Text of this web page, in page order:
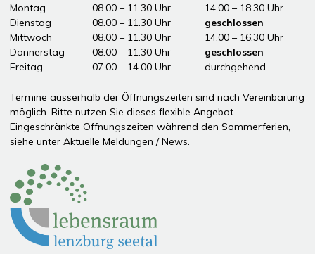
Montag
08.00 – 11.30 Uhr
14.00 – 18.30 Uhr
Dienstag
08.00 – 11.30 Uhr
geschlossen
Mittwoch
08.00 – 11.30 Uhr
14.00 – 16.30 Uhr
Donnerstag
08.00 – 11.30 Uhr
geschlossen
Freitag
07.00 – 14.00 Uhr durchgehend
Termine ausserhalb der Öffnungszeiten sind nach Vereinbarung
möglich. Bitte nutzen Sie dieses flexible Angebot.
Eingeschränkte Öffnungszeiten während den Sommerferien,
siehe unterAktuelle Meldungen / News.
Partner